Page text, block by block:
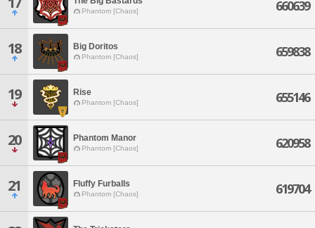
Phantom [Chaos] 660639
18 Big Doritos
Phantom [Chaos] 659838
19 Rise
Phantom [Chaos] 655146
20 Phantom Manor
Phantom [Chaos] 620958
21 Fluffy Furballs
Phantom [Chaos] 619704